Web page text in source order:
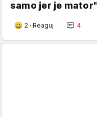
samo jer je mator"
2 · Reaguj 4